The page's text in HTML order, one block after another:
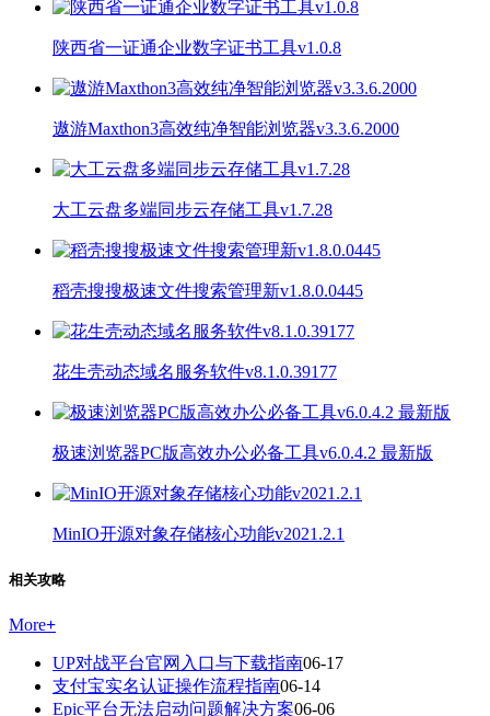
陕西省一证通企业数字证书工具v1.0.8
遨游Maxthon3高效纯净智能浏览器v3.3.6.2000
大工云盘多端同步云存储工具v1.7.28
稻壳搜搜极速文件搜索管理新v1.8.0.0445
花生壳动态域名服务软件v8.1.0.39177
极速浏览器PC版高效办公必备工具v6.0.4.2 最新版
MinIO开源对象存储核心功能v2021.2.1
相关攻略
More+
UP对战平台官网入口与下载指南06-17
支付宝实名认证操作流程指南06-14
Epic平台无法启动问题解决方案06-06